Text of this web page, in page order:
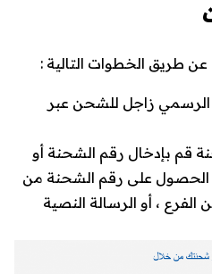
الرسمي زاجل للشحن عبر
قم بإدخال رقم الشحنة أو
الحصول على رقم الشحنة من
، أو الرسالة النصية